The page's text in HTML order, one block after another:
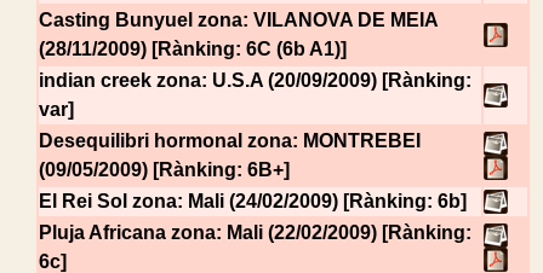
Casting Bunyuel zona: VILANOVA DE MEIA
(28/11/2009) [Rànking: 6C (6b A1)]
indian creek zona: U.S.A (20/09/2009) [Rànking:
var]
Desequilibri hormonal zona: MONTREBEI
(09/05/2009) [Rànking: 6B+]
El Rei Sol zona: Mali (24/02/2009) [Rànking: 6b]
Pluja Africana zona: Mali (22/02/2009) [Rànking:
6c]